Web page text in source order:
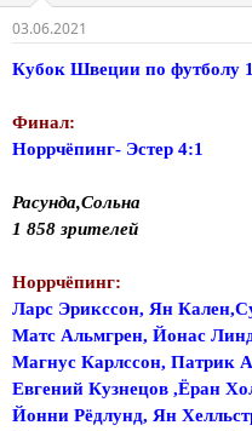
03.06.2021
Кубок Швеции по футболу
Финал:
Норрчёпинг- Эстер 4:1
Расунда,Сольна
1 858 зрителей
Норрчёпинг:
Ларс Эрикссон, Ян
Матс Альмгрен, Йонас
Магнус Карлссон, Патрик
Евгений Кузнецов ,Ёран
Йонни Рёдлунд, Ян